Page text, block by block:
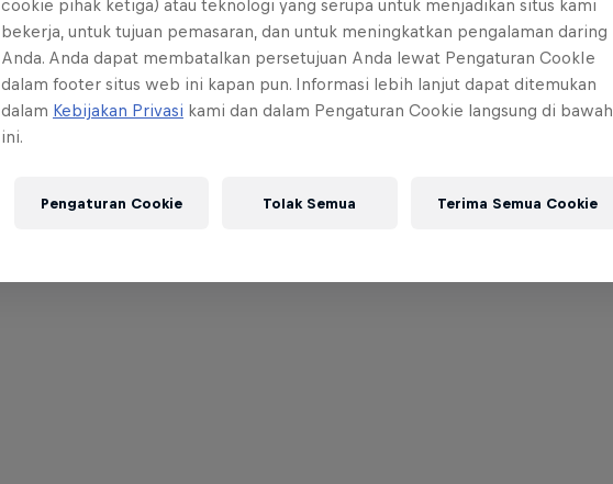
cookie pihak ketiga) atau teknologi yang serupa untuk menjadikan situs kami
bekerja, untuk tujuan pemasaran, dan untuk meningkatkan pengalaman daring
Anda. Anda dapat membatalkan persetujuan Anda lewat Pengaturan CookIe
dalam footer situs web ini kapan pun. Informasi lebih lanjut dapat ditemukan
dalam Kebijakan Privasi kami dan dalam Pengaturan Cookie langsung di bawah
ini.
Pengaturan Cookie Tolak Semua Terima Semua Cookie